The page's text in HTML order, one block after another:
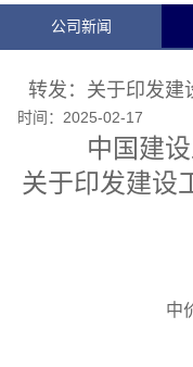
公司新闻
转发：关于印发建
时间： 2025-02-17
中国建
关于印发建设
中